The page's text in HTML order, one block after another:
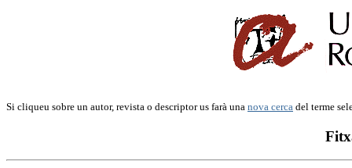
Si cliqueu sobre un autor, revista o descriptor us farà una nova cerca del terme